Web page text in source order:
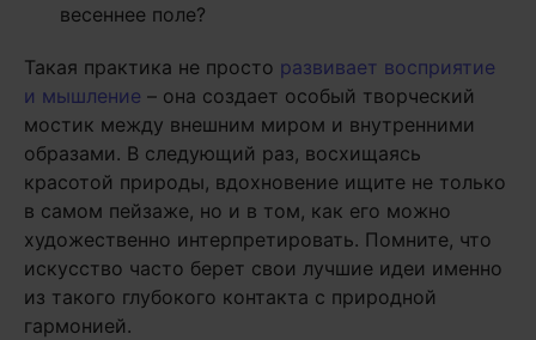
весеннее поле?
Такая практика не просто развивает восприятие
и мышление – она создает особый творческий
мостик между внешним миром и внутренними
образами. В следующий раз, восхищаясь
красотой природы, вдохновение ищите не только
в самом пейзаже, но и в том, как его можно
художественно интерпретировать. Помните, что
искусство часто берет свои лучшие идеи именно
из такого глубокого контакта с природной
гармонией.